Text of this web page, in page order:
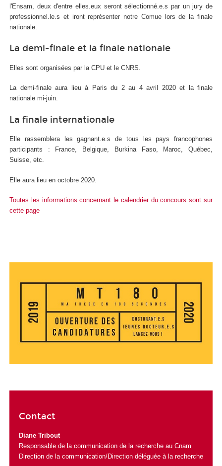
l'Ensam, deux d'entre elles.eux seront sélectionné.e.s par un jury de
professionnel.le.s et iront représenter notre Comue lors de la finale
nationale.
La demi-finale et la finale nationale
Elles sont organisées par la CPU et le CNRS.
La demi-finale aura lieu à Paris du 2 au 4 avril 2020 et la finale
nationale mi-juin.
La finale internationale
Elle rassemblera les gagnant.e.s de tous les pays francophones
participants : France, Belgique, Burkina Faso, Maroc, Québec,
Suisse, etc.
Elle aura lieu en octobre 2020.
Toutes les informations concernant le calendrier du concours sont sur
cette page
Contact
Diane Tribout
Responsable de la communication de la recherche au Cnam
Direction de la communication/Direction déléguée à la recherche